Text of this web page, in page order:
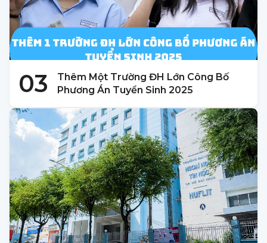
03
Thêm Một Trường ĐH Lớn Công Bố
Phương Án Tuyển Sinh 2025